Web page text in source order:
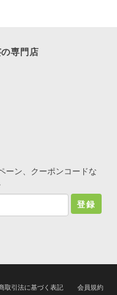
専門店
ーン、クーポンコードな
登録
取引法に基づく表記 会員規約